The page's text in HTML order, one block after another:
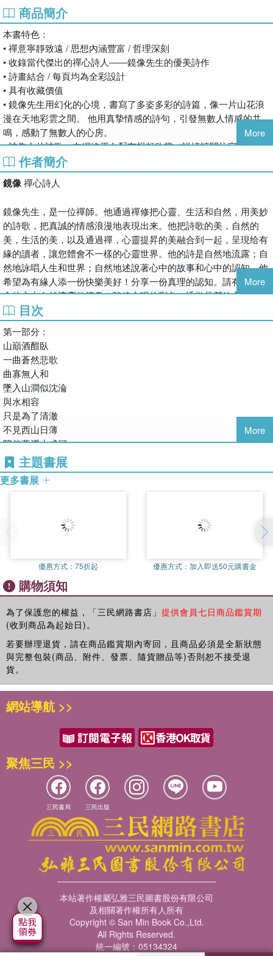
商品簡介
本書特色：
• 禪意寧靜致遠 / 思想內涵豐富 / 哲理深刻
• 收錄當代傑出的禪心詩人――鏡像先生的優美詩作
• 詩畫結合 / 每頁均為全彩設計
• 具有收藏價值
• 鏡像先生用幻化的心境，書寫了多姿多彩的詩篇，像一片山花浪
漫在天地彩雲之間。 他用真摯情感的詩句，引發無數人情感的共
鳴，感動了無數人的心房。
• 詩集內的詩歌，在網絡平台配有視頻欣賞（詳情請關注官網、
YouTube 頻道及臉書）。
觀旭日 觀落日
心中的塵世
只是日月的相思
寫一首情詩
只是為了心痴
是心在情醉時
心中的一彎情池
讓你的眼角濕
情深至此
拈花的手指
溶化在心房裡
所有的心事
你是否已經感知
《有了綠洲又隨風消瘦》
難以長久相守
生滅隨境 無始已久
命運只是一艘
隨風 隨水的小舟
走過了無數個春秋
身心趣味相投
愛戀在心頭
紅了桃花 白了梨花
情執最難丟
一次次種花種草
又枯黃隨風消瘦
執著不休 輪迴不休
走了多少世白頭
◎代理經銷：白象文化
More
作者簡介
鏡像禪心詩人
鏡像先生，是一位禪師。他通過禪修把心靈、生活和自然，用美妙
的詩歌，把真誠的情感浪漫地表現出来。他把詩歌的美，自然的
美，生活的美，以及通過禪，心靈提昇的美融合到一起，呈現给有
緣的讀者，讓您體會不一樣的心靈世界。他的詩是自然地流露；自
然地詠唱人生和世界；自然地述說著心中的故事和心中的認知。他
希望為有緣人添一份快樂美好！分享一份真理的認知。請有緣人體
會他心中自然流露的清泉！隨緣心現的彩色！透徹晶瑩的心靈世
界！
鏡像先生著有系列詩集，已出版 ：《郵寄》、《靈魂》、《一池
紋》、《心不在原處》、《眼角》、《折射》、《隨緣》、《情感
的風鈴》、《情池》、《鏡花緣》。即將出版發行：《心情的小
雨》、《桃花夢》、《宿緣的一眼》、《河岸》、《困惑》、《心
念》、《四季飛鴻》、《心田之相》、《原點》、《情送伊人》、
《心雨》等。
More
目次
第一部分：
山巔酒酣臥
一曲蒼然悲歌
曲寡無人和
墜入山澗似沈淪
與水相容
只是為了清澈
不見西山日薄
陪伴著溪水成河
情雨
載著紅豆的心舟
禪茶一味桃花源
悲歌與踐約
期盼 安然
耐人尋味
情⋯⋯
無觀照
靈犀
人生的路口
還掛在你的眉梢
醉夢裡逍遙
那一份嘴角的微笑
正睡著好覺
尋你
夢裡的一幅畫
定格了畫面
杏花春雨
More
主題書展
更多書展
優惠方式： 75折起 優惠方式： 加入即送50元購書金
購物須知
為了保護您的權益，「三民網路書店」 提供會員七日商品鑑賞期
(收到商品為起始日)。
若要辦理退貨，請在商品鑑賞期內寄回，且商品必須是全新狀態
與完整包裝(商品、附件、發票、隨貨贈品等)否則恕不接受退
貨。
網站導航 >>
聚焦三民 >>
三民書局 三民出版
本站著作權屬弘雅三民圖書股份有限公司
及相關著作權所有人所有
Copyright © San Min Book Co.,Ltd.
All Rights Reserved.
統一編號：05134324